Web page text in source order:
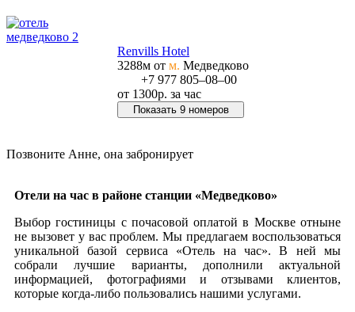
Renvills Hotel
3288м от м. Медведково
+7 977 805‒08‒00
от 1300р. за час
Показать 9 номеров
Позвоните Анне, она забронирует
Отели на час в районе станции «Медведково»
Выбор гостиницы с почасовой оплатой в Москве отныне
не вызовет у вас проблем. Мы предлагаем воспользоваться
уникальной базой сервиса «Отель на час». В ней мы
собрали лучшие варианты, дополнили актуальной
информацией, фотографиями и отзывами клиентов,
которые когда-либо пользовались нашими услугами.